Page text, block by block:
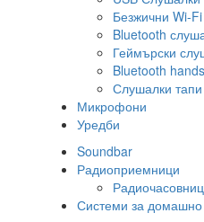
Безжични Wi-
Bluetooth
Геймърски
Bluetooth
Слушалки тапи
Микрофони
Уредби
Soundbar
Радиоприемници
Системи за домашно